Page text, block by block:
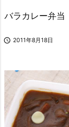
バラカレー弁
 2011年8月18日